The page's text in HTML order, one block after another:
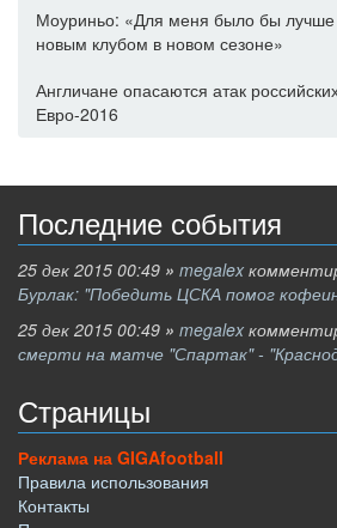
Моуриньо: «Для меня было бы лучше
новым клубом в новом сезоне»
Англичане опасаются атак
Евро-2016
Последние события
25 дек 2015 00:49 » megalex
Бурлак: "Победить ЦСКА помог
25 дек 2015 00:49 » megalex
смерти на матче "Спартак" -
Страницы
Реклама на GIGAfootball
Правила использования
Контакты